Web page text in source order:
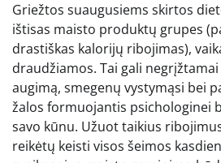
Griežtos suaugusiems skirtos
ištisas maisto produktų grupes
drastiškas kalorijų ribojimas),
draudžiamos. Tai gali
augimą, smegenų vystymąsi bei
žalos formuojantis psichologinei
savo kūnu. Užuot taikius
reikėtų keisti visos šeimos